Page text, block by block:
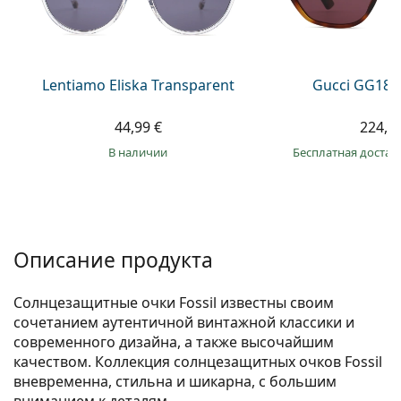
Persol
Все бренды
Lentiamo Eliska Transparent
44,99 €
в наличии
Gucci
Бесплатная
Описание продукта
Солнцезащитные очки Fossil известны своим
сочетанием аутентичной винтажной классики и
современного дизайна, а также высочайшим
качеством. Коллекция солнцезащитных очков Fossil
вневременна, стильна и шикарна, с большим